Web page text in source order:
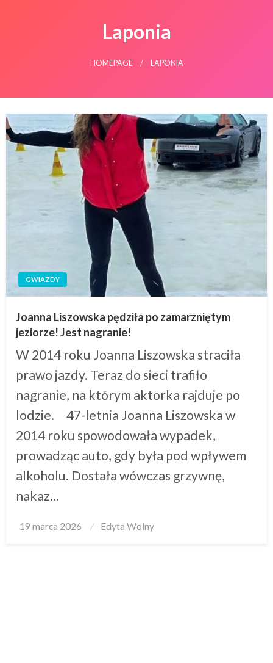
Laponia
HOMEPAGE LAPONIA
GWIAZDY
Joanna Liszowska pędziła po zamarzniętym
jeziorze! Jest nagranie!
W 2014 roku Joanna Liszowska straciła
prawo jazdy. Teraz do sieci trafiło
nagranie, na którym aktorka rajduje po
lodzie. 47-letnia Joanna Liszowska w
2014 roku spowodowała wypadek,
prowadząc auto, gdy była pod wpływem
alkoholu. Dostała wówczas grzywnę,
nakaz…
Posted
19 marca 2026 Edyta Wolny